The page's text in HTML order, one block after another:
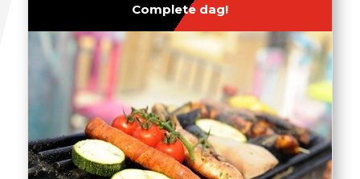
Complete dag!